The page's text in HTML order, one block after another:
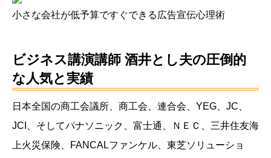
小さな会社が低予算ですぐできる広告宣伝心理術
ビジネス講演講師 酒井とし夫の圧倒的
な人気と実績
日本全国の商工会議所、商工会、連合会、YEG、JC、
JCI、そしてパナソニック、富士通、ＮＥＣ、三井住友海
上火災保険、FANCALファンケル、東芝ソリューショ